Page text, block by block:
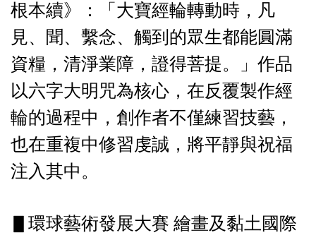
根本續》：「大寶經輪轉動時，凡
見、聞、繫念、觸到的眾生都能圓滿
資糧，清淨業障，證得菩提。」作品
以六字大明咒為核心，在反覆製作經
輪的過程中，創作者不僅練習技藝，
也在重複中修習虔誠，將平靜與祝福
注入其中。
▋環球藝術發展大賽 繪畫及黏土國際